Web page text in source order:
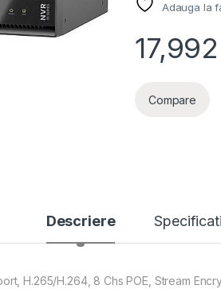
Adauga la
Compare
Descriere
H.265/H.264, 8 Chs POE, Stream